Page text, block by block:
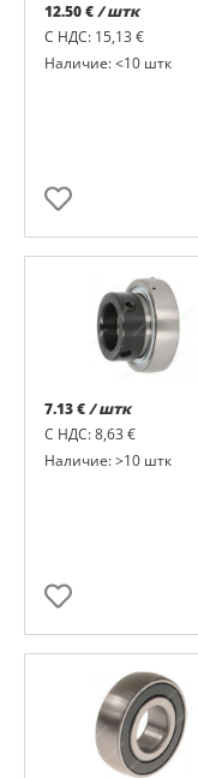
12.50 €/ штк
С НДС: 15,13 €
Наличие: <10 штк
7.13 €/ штк
С НДС: 8,63 €
Наличие: >10 штк